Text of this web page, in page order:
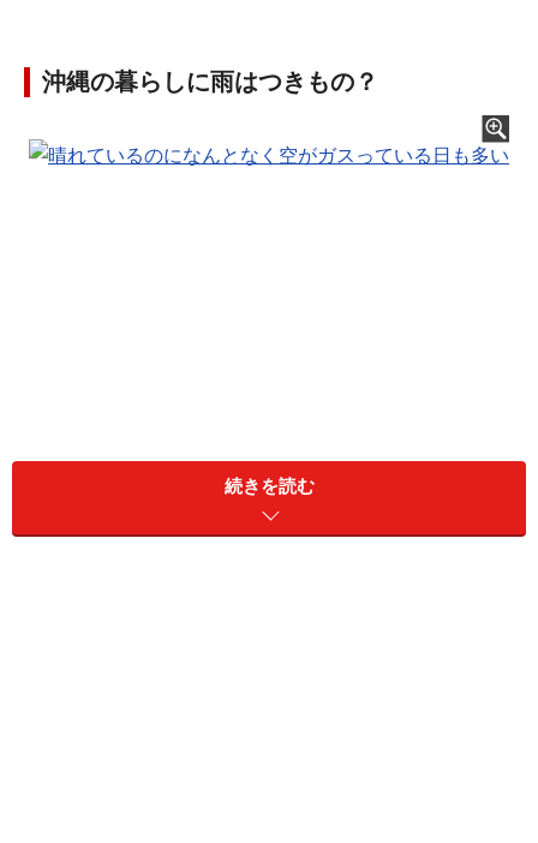
沖縄の暮らしに雨はつきもの？
晴れているのになんとなく空がかすんでいる日も多い
続きを読む